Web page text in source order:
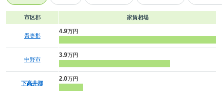
市区郡 家賃相場
吾妻郡
4.9万円
中野市
3.9万円
下高井郡
2.0万円